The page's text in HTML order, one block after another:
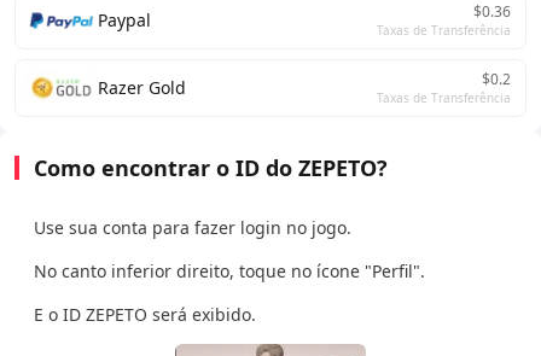
Paypal $0.36
Taxas de Transferência
Razer Gold $0.2
Taxas de Transferência
Como encontrar o ID do ZEPETO?
Use sua conta para fazer login no jogo.
No canto inferior direito, toque no ícone "Perfil".
E o ID ZEPETO será exibido.